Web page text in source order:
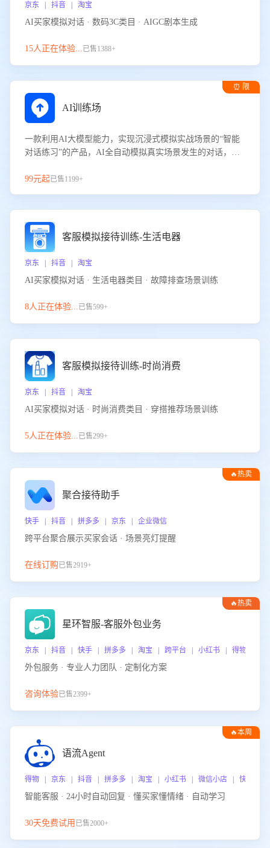
京东 | 抖音 | 淘宝
AI买家模拟对话 · 数码3C类目 · AIGC剧本生成
15人正在体验...已售1388+
⏰ 限
AI训练场
一款利用AI大模型能力，实现沉浸式模拟实战场景的“智能
对话练习”的产品，AI全自动模拟真实场景发生的对话，企
服能力。
99元起已售1199+
客服模拟接待训练-生活电器
京东 | 抖音 | 淘宝
AI买家模拟对话 · 生活电器类目 · 故障排查场景训练
8人正在体验...已售599+
客服模拟接待训练-时尚消费
京东 | 抖音 | 淘宝
AI买家模拟对话 · 时尚消费类目 · 穿搭推荐场景训练
5人正在体验...已售299+
🔥热卖
聚合接待助手
快手 | 抖音 | 拼多多 | 京东 | 企业微信
跨平台聚合展示买家会话 · 场景亮灯提醒
在线订购已售2919+
🔥热卖
星环智服-客服外包业务
京东 | 抖音 | 快手 | 拼多多 | 淘宝 | 跨平台 | 小红书 | 得物 | 企
外包服务 · 专业人力团队 · 定制化方案
咨询体验已售2399+
🔥本周
语流Agent
得物 | 京东 | 抖音 | 拼多多 | 淘宝 | 小红书 | 微信小店 | 快手 |
智能客服 · 24小时自动回复 · 懂买家懂情绪 · 自动学习
30天免费试用 已售2000+